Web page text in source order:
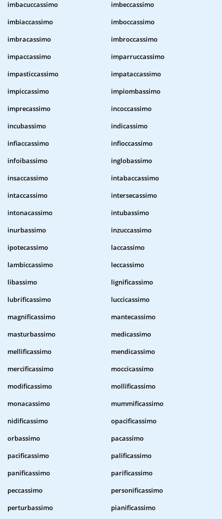
imbacuccassimo
imbeccassimo
imbiaccassimo
imboccassimo
imbracassimo
imbroccassimo
impaccassimo
imparruccassimo
impasticcassimo
impataccassimo
impiccassimo
impiombassimo
imprecassimo
incoccassimo
incubassimo
indicassimo
infiaccassimo
infioccassimo
infoibassimo
inglobassimo
insaccassimo
intabaccassimo
intaccassimo
intersecassimo
intonacassimo
intubassimo
inurbassimo
inzuccassimo
ipotecassimo
laccassimo
lambiccassimo
leccassimo
libassimo
lignificassimo
lubrificassimo
luccicassimo
magnificassimo
mantecassimo
masturbassimo
medicassimo
mellificassimo
mendicassimo
mercificassimo
moccicassimo
modificassimo
mollificassimo
monacassimo
mummificassimo
nidificassimo
opacificassimo
orbassimo
pacassimo
pacificassimo
palificassimo
panificassimo
parificassimo
peccassimo
personificassimo
perturbassimo
pianificassimo